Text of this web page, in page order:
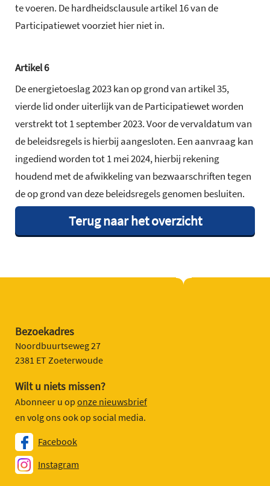
te voeren. De hardheidsclausule artikel 16 van de
Participatiewet voorziet hier niet in.
Artikel 6
De energietoeslag 2023 kan op grond van artikel 35,
vierde lid onder uiterlijk van de Participatiewet worden
verstrekt tot 1 september 2023. Voor de vervaldatum van
de beleidsregels is hierbij aangesloten. Een aanvraag kan
ingediend worden tot 1 mei 2024, hierbij rekening
houdend met de afwikkeling van bezwaarschriften tegen
de op grond van deze beleidsregels genomen besluiten.
Terug naar het overzicht
Bezoekadres
Noordbuurtseweg 27
2381 ET Zoeterwoude
Wilt u niets missen?
Abonneer u op onze nieuwsbrief
en volg ons ook op social media.
Facebook
Instagram